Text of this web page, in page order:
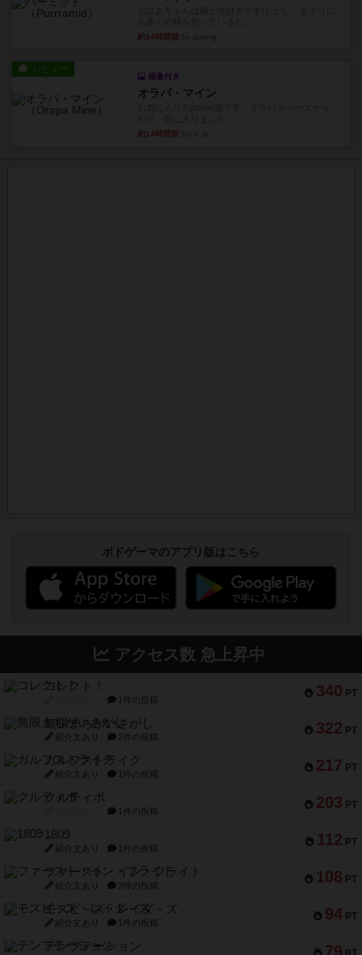
約14時間前
レビュー
画像付き
オラパ・マイン
約14時間前
ボドゲーマのアプリ版はこちら
アクセス数 急上昇中
340 PT
コレクト！
1件の投稿
322 PT
無限まちがいさがし
紹介文あり 2件の投稿
217 PT
ガルフストライク
紹介文あり 1件の投稿
203 PT
クルティボ
1件の投稿
112 PT
1809
紹介文あり 1件の投稿
108 PT
ファースト・イン・フライト
紹介文あり 3件の投稿
94 PT
モズビ－ズ・レイダ－ズ
紹介文あり 1件の投稿
79
テンプテーション